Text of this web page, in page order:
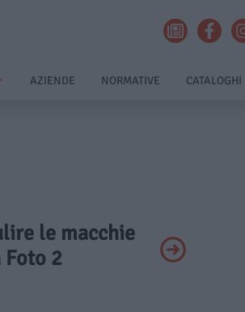
AZIENDE NORMATIVE CATALOGHI
le macchie
2